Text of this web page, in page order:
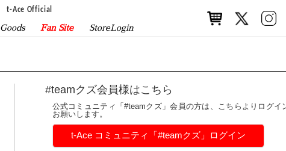
t-Ace Official
Goods Fan Site StoreLogin
#teamクズ会員様はこちら
公式コミュニティ「#teamクズ」会員の方は、こちらよりログイ
お願いします。
t-Ace コミュニティ「#teamクズ」ログイン